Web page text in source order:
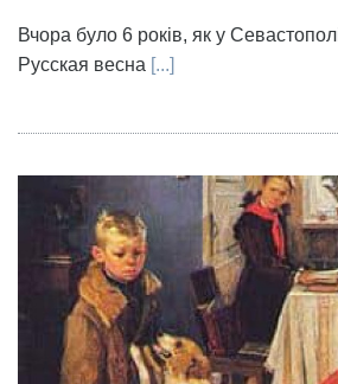
Вчора було 6 років, як у
Русская весна [...]